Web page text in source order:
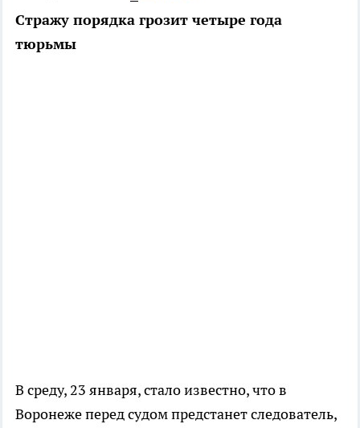
Стражу порядка грозит четыре года
тюрьмы
В среду, 23 января, стало известно, что в
Воронеже перед судом предстанет следователь,